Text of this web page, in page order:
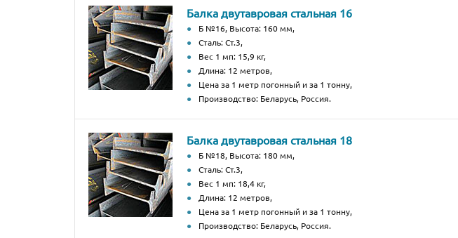
Балка двутавровая стальная 16
Б №16, Высота: 160 мм,
Сталь: Ст.3,
Вес 1 мп: 15,9 кг,
Длина: 12 метров,
Цена за 1 метр погонный и за 1 тонну,
Производство: Беларусь, Россия.
Балка двутавровая стальная 18
Б №18, Высота: 180 мм,
Сталь: Ст.3,
Вес 1 мп: 18,4 кг,
Длина: 12 метров,
Цена за 1 метр погонный и за 1 тонну,
Производство: Беларусь, Россия.